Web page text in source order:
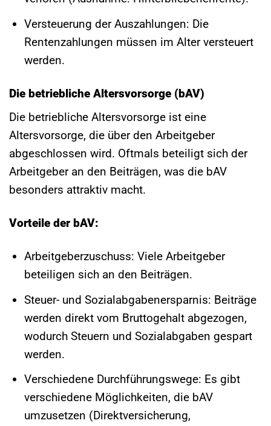
Versteuerung der Auszahlungen: Die
Rentenzahlungen müssen im Alter versteuert
werden.
Die betriebliche Altersvorsorge (bAV)
Die betriebliche Altersvorsorge ist eine
Altersvorsorge, die über den Arbeitgeber
abgeschlossen wird. Oftmals beteiligt sich der
Arbeitgeber an den Beiträgen, was die bAV
besonders attraktiv macht.
Vorteile der bAV:
Arbeitgeberzuschuss: Viele Arbeitgeber
beteiligen sich an den Beiträgen.
Steuer- und Sozialabgabenersparnis: Beiträge
werden direkt vom Bruttogehalt abgezogen,
wodurch Steuern und Sozialabgaben gespart
werden.
Verschiedene Durchführungswege: Es gibt
verschiedene Möglichkeiten, die bAV
umzusetzen (Direktversicherung,